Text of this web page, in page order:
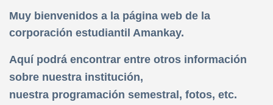
Muy bienvenidos a la página web de la
corporación estudiantil Amankay.
Aquí podrá encontrar entre otros información
sobre nuestra institución,
nuestra programación semestral, fotos, etc.